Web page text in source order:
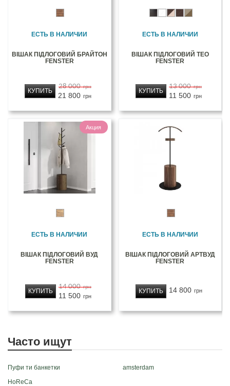
ЕСТЬ В НАЛИЧИИ
ВІШАК ПІДЛОГОВИЙ БРАЙТОН
FENSTER
28 000 грн
21 800 грн
КУПИТЬ
ЕСТЬ В НАЛИЧИИ
ВІШАК ПІДЛОГОВИЙ ТЕО
FENSTER
13 000 грн
11 500 грн
КУПИТЬ
Акция
ЕСТЬ В НАЛИЧИИ
ВІШАК ПІДЛОГОВИЙ ВУД
FENSTER
14 000 грн
11 500 грн
КУПИТЬ
ЕСТЬ В НАЛИЧИИ
ВІШАК ПІДЛОГОВИЙ АРТВУД
FENSTER
14 800 грн
КУПИТЬ
Часто ищут
Пуфи ти банкетки
amsterdam
HoReCa